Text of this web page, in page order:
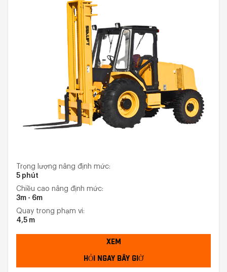
Trọng lượng nâng định mức:
5 phút
Chiều cao nâng định mức:
3m - 6m
Quay trong phạm vi:
4,5 m
XEM
HỎI NGAY BÂY GIỜ